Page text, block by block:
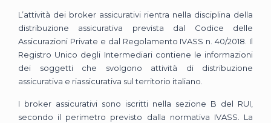
L’attività dei broker assicurativi rientra nella disciplina della
distribuzione assicurativa prevista dal Codice delle
Assicurazioni Private e dal Regolamento IVASS n. 40/2018. Il
Registro Unico degli Intermediari contiene le informazioni
dei soggetti che svolgono attività di distribuzione
assicurativa e riassicurativa sul territorio italiano.
I broker assicurativi sono iscritti nella sezione B del RUI,
secondo il perimetro previsto dalla normativa IVASS. La